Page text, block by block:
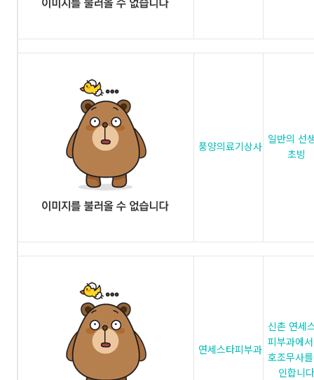
풍양의료기상사
일반의 선
초빙
연세스타피부과
신촌 연세
피부과에
호조무사
인합니다